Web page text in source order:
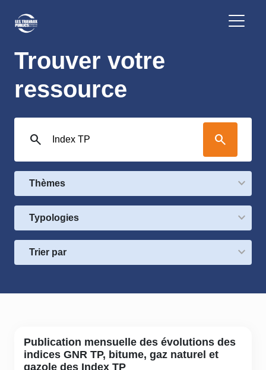
Trouver votre
ressource
search search
Thèmes
Typologies
Trier par
Publication mensuelle des évolutions des
indices GNR TP, bitume, gaz naturel et
gazole des Index TP